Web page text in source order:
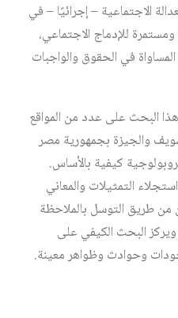
الاجتماعية – إجرائيًا – في
للإدماج الاجتماعي،
في الحقوق والواجبات
البحث على عدد من المواقع
والجيزة بجمهورية مصر
كيفية بالأساس.
التمثيلات والمعاني
طريق التوسل بالملاحظة
ويركز البحث الكيفي على
وحوادث وظواهر معينة.